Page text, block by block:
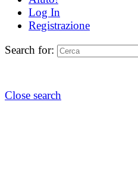
Log In
Registrazione
Search for:
Close search